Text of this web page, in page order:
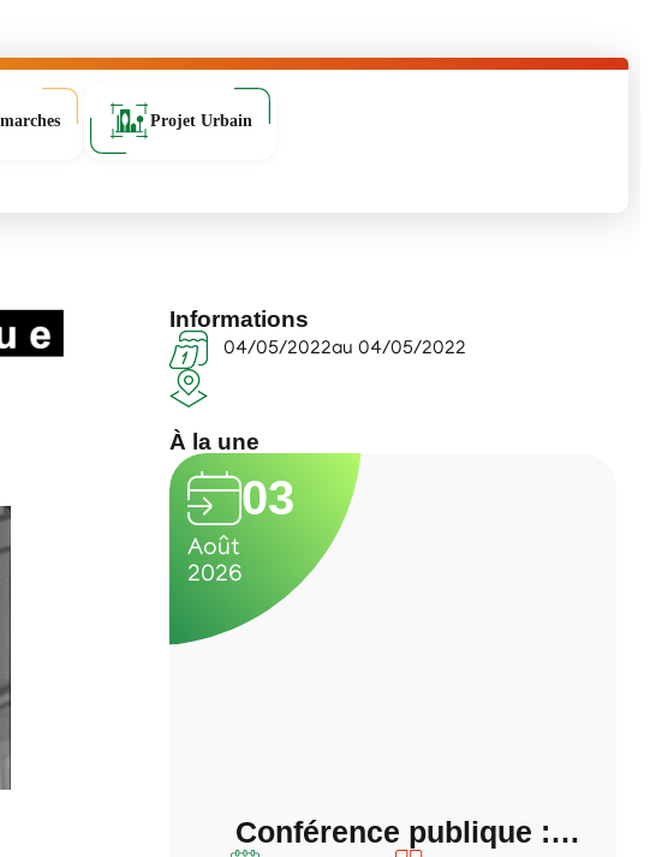
Projet Urbain
Informations
04/05/2022au 04/05/2022
À la une
03
Août
2026
Conférence publique :